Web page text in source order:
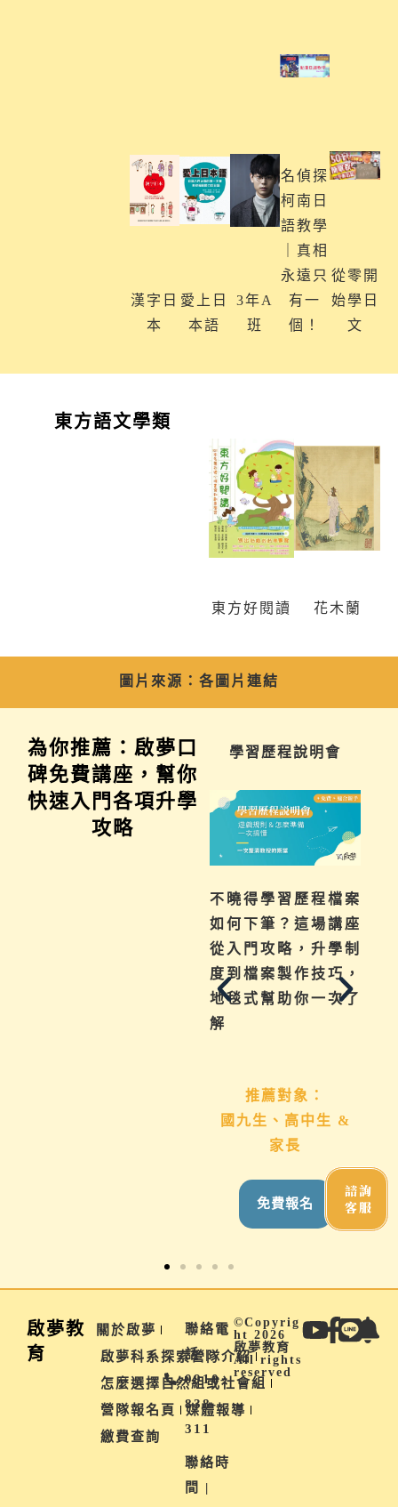
漢字日
本
愛上日
本語
3年A
班
名偵探
柯南日
語教學
｜真相
永遠只
有一
個！
從零開
始學日
文
東方語文學類
東方好閱讀 花木蘭
圖片來源：各圖片連結
為你推薦：啟夢口
碑免費講座，幫你
快速入門各項升學
攻略
學習歷程說明會
不曉得學習歷程檔案
如何下筆？這場講座
從入門攻略，升學制
度到檔案製作技巧，
地毯式幫助你一次了
國九生、高中生 &
科系探索講座
啟夢獨家「系統
系探索方法」
麼？快速教你了
何探索興趣科系
來職業。
想了解班群、類
科系方向者
免費報名
啟夢教
育
關於啟夢
啟夢科系探索營隊介紹
怎麼選擇自然組或社會組
營隊報名頁
媒體報導
繳費查詢
聯絡電
話 |
0910-
838-
311
聯絡時
間 |
©Copyrig
ht 2026
啟夢教育
All rights
reserved
諮詢
客服